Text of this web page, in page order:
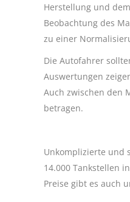
Herstellung und
Beobachtung des
zu einer
Die Autofahrer
Auswertungen
Auch zwischen den
betragen.
Unkomplizierte und
14.000 Tankstellen
Preise gibt es auch